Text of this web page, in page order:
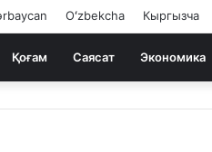
Oʻzbekcha Кыргызча
Қоғам Саясат Экономика